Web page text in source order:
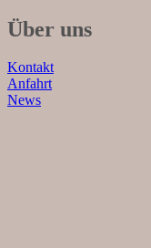
Über uns
Kontakt
Anfahrt
News